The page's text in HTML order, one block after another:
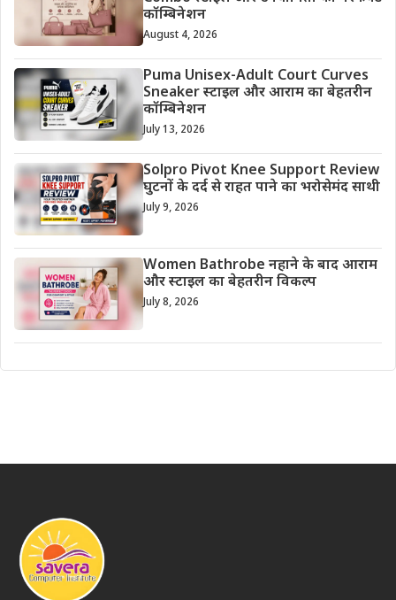
कॉम्बिनेशन
August 4, 2026
Puma Unisex-Adult Court Curves
Sneaker स्टाइल और आराम का बेहतरीन
कॉम्बिनेशन
July 13, 2026
Solpro Pivot Knee Support Review
घुटनों के दर्द से राहत पाने का भरोसेमंद साथी
July 9, 2026
Women Bathrobe नहाने के बाद आराम
और स्टाइल का बेहतरीन विकल्प
July 8, 2026